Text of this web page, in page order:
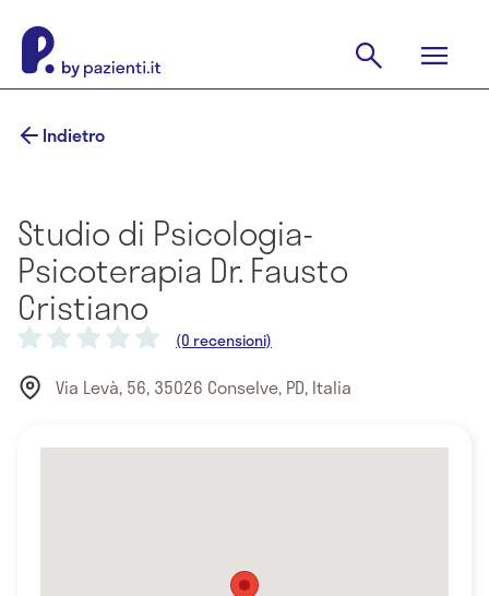
Indietro
Studio di Psicologia-
Psicoterapia Dr. Fausto
Cristiano
(0 recensioni)
Via Levà, 56, 35026 Conselve, PD, Italia